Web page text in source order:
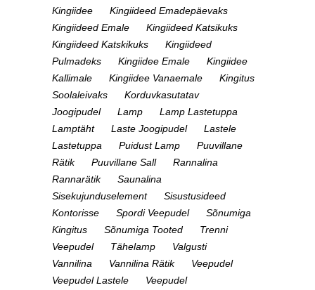
Kingiidee
Kingiideed Emadepäevaks
Kingiideed Emale
Kingiideed Katsikuks
Kingiideed Katskikuks
Kingiideed
Pulmadeks
Kingiidee Emale
Kingiidee
Kallimale
Kingiidee Vanaemale
Kingitus
Soolaleivaks
Korduvkasutatav
Joogipudel
Lamp
Lamp Lastetuppa
Lamptäht
Laste Joogipudel
Lastele
Lastetuppa
Puidust Lamp
Puuvillane
Rätik
Puuvillane Sall
Rannalina
Rannarätik
Saunalina
Sisekujunduselement
Sisustusideed
Kontorisse
Spordi Veepudel
Sõnumiga
Kingitus
Sõnumiga Tooted
Trenni
Veepudel
Tähelamp
Valgusti
Vannilina
Vannilina Rätik
Veepudel
Veepudel Lastele
Veepudel